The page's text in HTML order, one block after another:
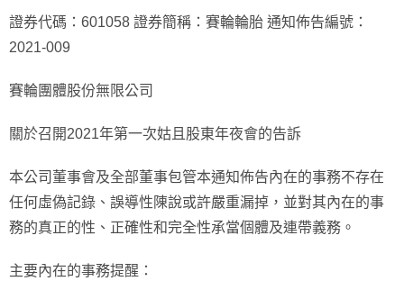
證券代碼：601058 證券簡稱：賽輪輪胎 通知佈告編號：
2021-009
賽輪團體股份無限公司
關於召開2021年第一次姑且股東年夜會的告訴
本公司董事會及全部董事包管本通知佈告內在的事務不存在
任何虛偽記錄、誤導性陳說或許嚴重漏掉，並對其內在的事
務的真正的性、正確性和完全性承當個體及連帶義務。
主要內在的事務提醒：